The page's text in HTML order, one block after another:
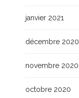
janvier 2021
décembre 2020
novembre 2020
octobre 2020